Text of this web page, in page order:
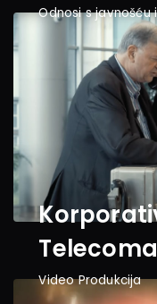
Odnosi s
Video Produkcija